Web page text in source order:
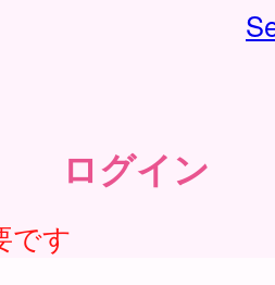
ログイン
です